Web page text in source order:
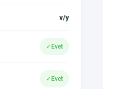
v/y
✓ Evet
✓ Evet